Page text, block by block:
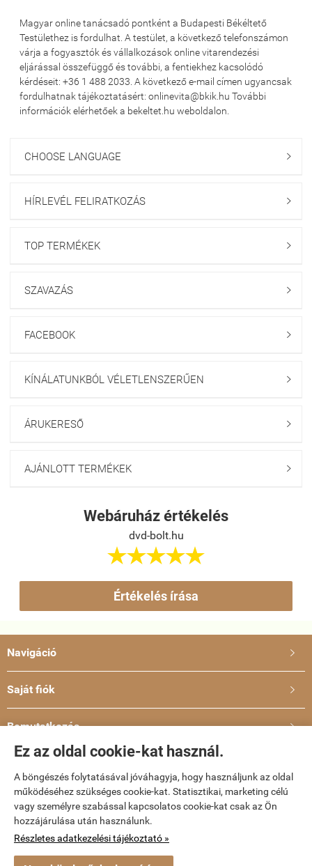
Ez az oldal cookie-kat használ.
A böngészés folytatásával jóváhagyja, hogy használjunk az oldal
működéséhez szükséges cookie-kat. Statisztikai, marketing célú
vagy személyre szabással kapcsolatos cookie-kat csak az Ön
hozzájárulása után használunk.
Részletes adatkezelési tájékoztató »
Magyar online tanácsadó pontként a Budapesti Békéltető
Testülethez is fordulhat. A testület, a következő telefonszámon
várja a fogyasztók és vállalkozások online vitarendezési
eljárással összefüggő és további, a fentiekhez kacsolódó
kérdéseit: +36 1 488 2033. A következő e-mail címen ugyancsak
fordulhatnak tájékoztatásért: onlinevita@bkik.hu További
információk elérhetőek a bekeltet.hu weboldalon.
CHOOSE LANGUAGE 
HÍRLEVÉL FELIRATKOZÁS 
TOP TERMÉKEK 
SZAVAZÁS 
FACEBOOK 
KÍNÁLATUNKBÓL VÉLETLENSZERŰEN 
ÁRUKERESŐ 
AJÁNLOTT TERMÉKEK 
Webáruház értékelés
dvd-bolt.hu

Értékelés írása
Navigáció 
Saját fiók 
Bemutatkozás 
dvd-bolt.hu -Kemény Gábor EV-ÁSZF-Adatkezelési tájékoztató
Webáruház készítés a StartÜzlettel.